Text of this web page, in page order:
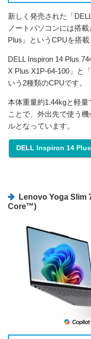
新しく発売された「
ノートパソコンには搭
Plus」というCPUを搭載
DELL Inspiron 14 Plus
X Plus X1P-64-100」と
いう2種類のCPUです。
本体重量約1.44kgと軽
ことで、外出先で使う
ルとなっています。
DELL Inspiron 14
Lenovo Yoga Slim
Core™)